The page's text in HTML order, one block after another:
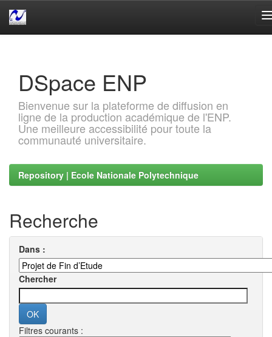
DSpace ENP
Bienvenue sur la plateforme de diffusion en
ligne de la production académique de l'ENP.
Une meilleure accessibilité pour toute la
communauté universitaire.
Repository | Ecole Nationale Polytechnique
Recherche
Dans :
Chercher
Filtres courants :